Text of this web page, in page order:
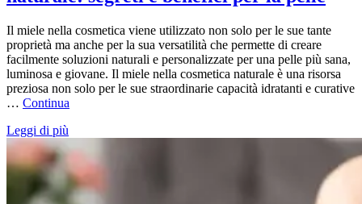
Il miele nella cosmetica viene utilizzato non solo per le sue tante
proprietà ma anche per la sua versatilità che permette di creare
facilmente soluzioni naturali e personalizzate per una pelle più sana,
luminosa e giovane. Il miele nella cosmetica naturale è una risorsa
preziosa non solo per le sue straordinarie capacità idratanti e curative
… Continua
Leggi di più